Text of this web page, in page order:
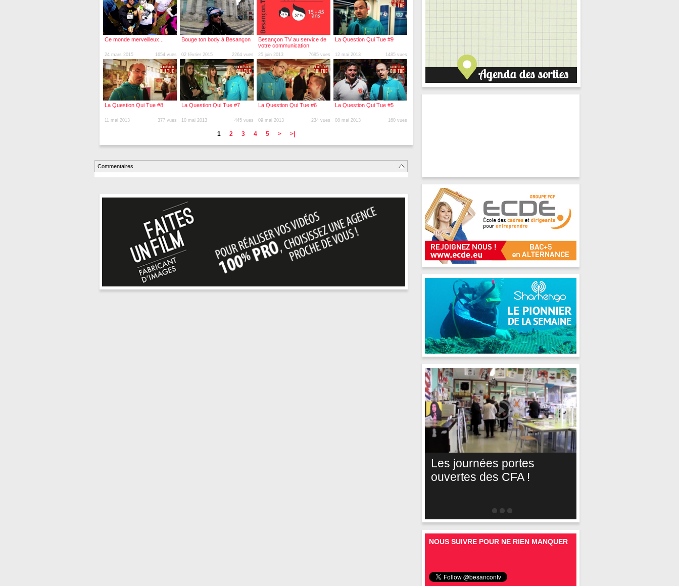
Ce monde merveilleux...
24 mars 2015 1654 vues
Bouge ton body à Besançon
02 février 2015 2264 vues
Besançon TV au service de
votre communication
25 juin 2013 7695 vues
La Question Qui Tue #9
12 mai 2013 1485 vues
La Question Qui Tue #8
11 mai 2013 377 vues
La Question Qui Tue #7
10 mai 2013 445 vues
La Question Qui Tue #6
09 mai 2013 234 vues
La Question Qui Tue #5
08 mai 2013 160 vues
1 2 3 4 5 > >|
Commentaires
Les journées portes
ouvertes des CFA !
NOUS SUIVRE POUR NE RIEN MANQUER